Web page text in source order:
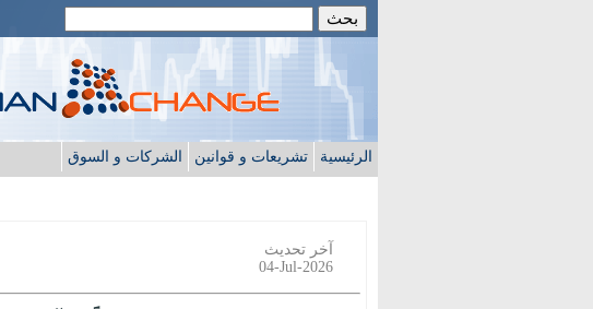
الرئيسية تشريعات و قوانين الشركات و السوق
آخر تحديث
04-Jul-2026